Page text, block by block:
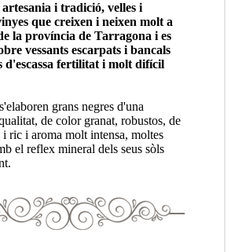
i tradició, velles i
que creixen i neixen molt a
la província de Tarragona i es
vessants escarpats i bancals
d'escassa fertilitat i molt difícil
grans negres d'una
de color granat, robustos, de
i ric i aroma molt intensa, moltes
el reflex mineral dels seus sòls